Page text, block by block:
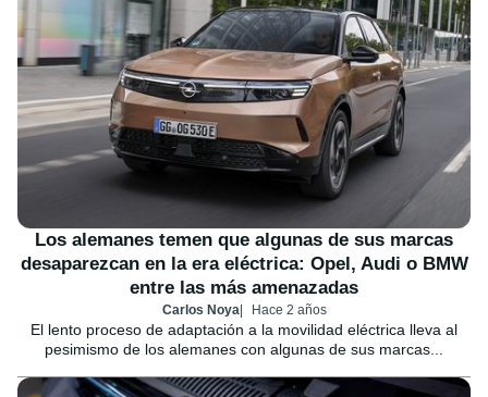
Los alemanes temen que algunas de sus marcas
desaparezcan en la era eléctrica: Opel, Audi o BMW
entre las más amenazadas
Carlos Noya Hace 2 años
El lento proceso de adaptación a la movilidad eléctrica lleva al
pesimismo de los alemanes con algunas de sus marcas...